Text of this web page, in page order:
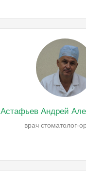
Астафьев Андрей
врач стоматолог-